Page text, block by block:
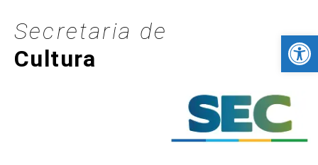
Secretaria de
Cultura
Barra de